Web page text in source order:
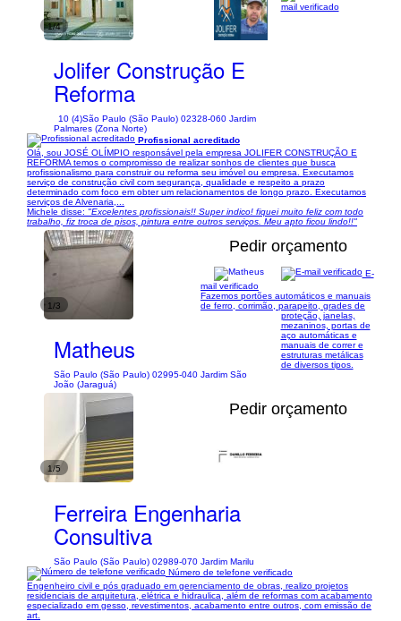
1/4
Jolifer Construção E
Reforma
10 (4)São Paulo (São Paulo) 02328-060 Jardim
Palmares (Zona Norte)
mail verificado
Profissional acreditado
Olá, sou JOSÉ OLÍMPIO responsável pela empresa JOLIFER CONSTRUÇÃO E
REFORMA temos o compromisso de realizar sonhos de clientes que busca
profissionalismo para construir ou reforma seu imóvel ou empresa. Executamos
serviço de construção civil com segurança, qualidade e respeito a prazo
determinado com foco em obter um relacionamentos de longo prazo. Executamos
serviços de Alvenaria,...
Michele disse: "Excelentes profissionais!! Super indico! fiquei muito feliz com todo
trabalho, fiz troca de pisos, pintura entre outros serviços. Meu apto ficou lindo!!"
1/3
Pedir orçamento
Matheus
São Paulo (São Paulo) 02995-040 Jardim São
João (Jaraguá)
E-
mail verificado
Fazemos portões automáticos e manuais
de ferro, corrimão, parapeito, grades de
proteção, janelas,
mezaninos, portas de
aço automáticas e
manuais de correr e
estruturas metálicas
de diversos tipos.
1/5
Pedir orçamento
Ferreira Engenharia
Consultiva
São Paulo (São Paulo) 02989-070 Jardim Marilu
Número de telefone verificado
Engenheiro civil e pós graduado em gerenciamento de obras, realizo projetos
residenciais de arquitetura, elétrica e hidraulica, além de reformas com acabamento
especializado em gesso, revestimentos, acabamento entre outros, com emissão de
art.